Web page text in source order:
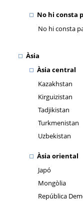
No hi consta
No hi consta
Àsia
Àsia central
Kazakhstan
Kirguizistan
Tadjikistan
Turkmenistan
Uzbekistan
Àsia oriental
Japó
Mongòlia
República